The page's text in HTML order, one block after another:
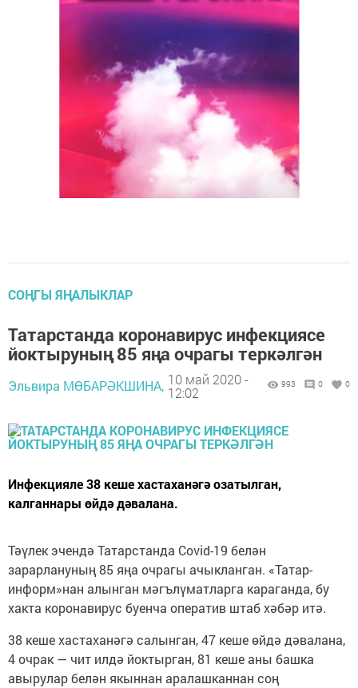
СОҢГЫ ЯҢАЛЫКЛАР
Татарстанда коронавирус инфекциясе
йоктыруның 85 яңа очрагы теркәлгән
Эльвира МӨБАРӘКШИНА, 10 май 2020 -
12:02
993 0 0
Инфекцияле 38 кеше хастаханәгә озатылган,
калганнары өйдә дәвалана.
Тәүлек эчендә Татарстанда Covid-19 белән
зарарлануның 85 яңа очрагы ачыкланган. «Татар-
информ»нан алынган мәгълүматларга караганда, бу
хакта коронавирус буенча оператив штаб хәбәр итә.
38 кеше хастаханәгә салынган, 47 кеше өйдә дәвалана,
4 очрак — чит илдә йоктырган, 81 кеше аны башка
авырулар белән якыннан аралашканнан соң